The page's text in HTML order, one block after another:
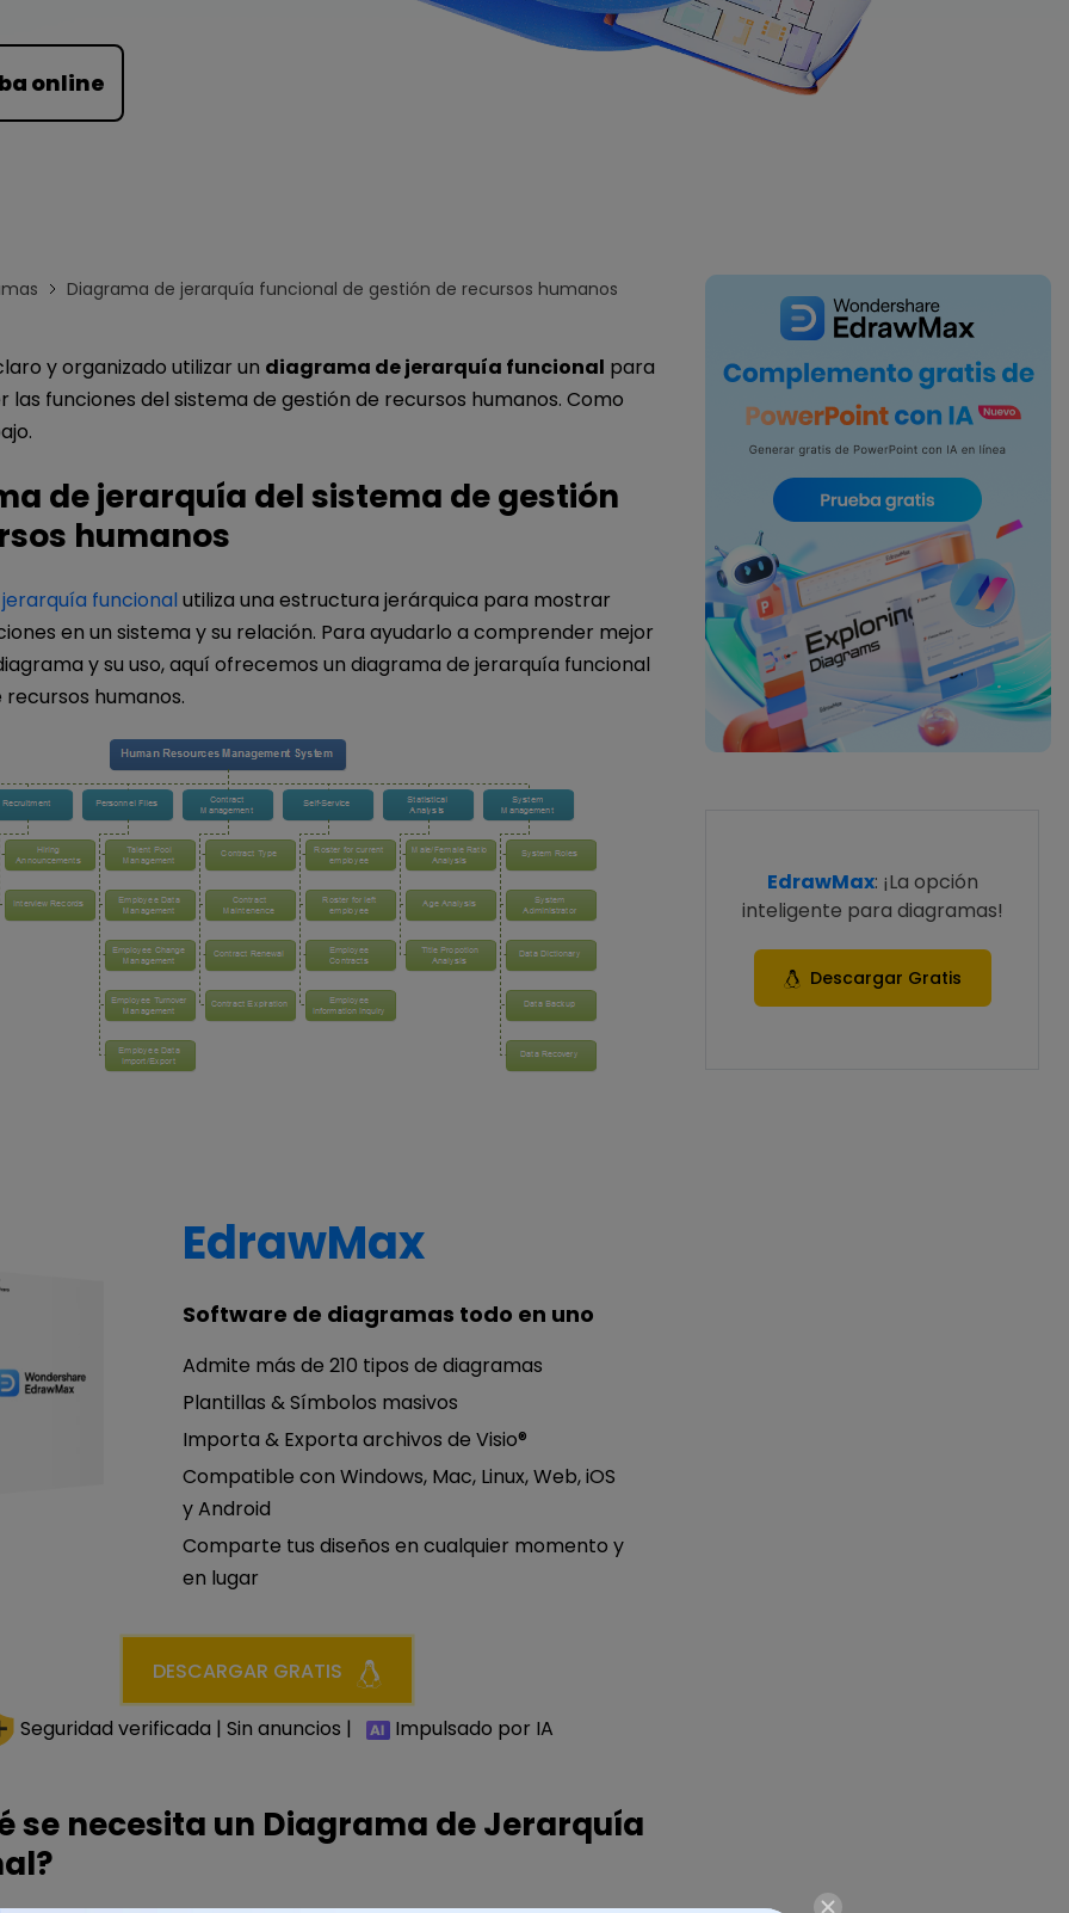
IA de EdrawMind
Creador de IA para
mapa mental.
online
Diagrama de jerarquía funcional de gestión de recursos humanos
y organizado utilizar un diagrama de jerarquía funcional para
las funciones del sistema de gestión de recursos humanos. Como
de jerarquía del sistema de gestión
humanos
funcional utiliza una estructura jerárquica para mostrar
en un sistema y su relación. Para ayudarlo a comprender mejor
y su uso, aquí ofrecemos un diagrama de jerarquía funcional
humanos.
EdrawMax
Software de diagramas todo en uno
Admite más de 210 tipos de diagramas
Plantillas & Símbolos masivos
Importa & Exporta archivos de Visio®
Compatible con Windows, Mac, Linux, Web, iOS
y Android
Comparte tus diseños en cualquier momento y
en lugar
DESCARGAR GRATIS
Seguridad verificada | Sin anuncios | Impulsado por IA
se necesita un Diagrama de Jerarquía
EdrawMax: ¡La opción
inteligente para diagramas!
Descargar Gratis